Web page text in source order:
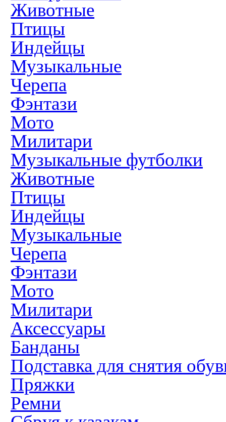
Животные
Птицы
Индейцы
Музыкальные
Черепа
Фэнтази
Мото
Милитари
Музыкальные футболки
Животные
Птицы
Индейцы
Музыкальные
Черепа
Фэнтази
Мото
Милитари
Аксессуары
Банданы
Подставка для снятия
Пряжки
Ремни